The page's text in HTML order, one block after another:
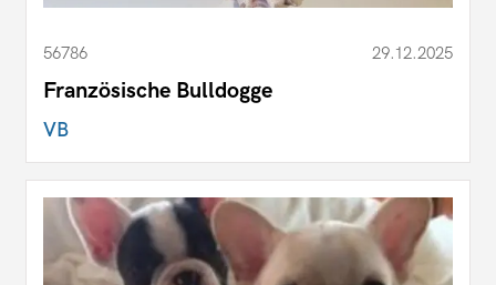
56786 29.12.2025
Französische Bulldogge
VB